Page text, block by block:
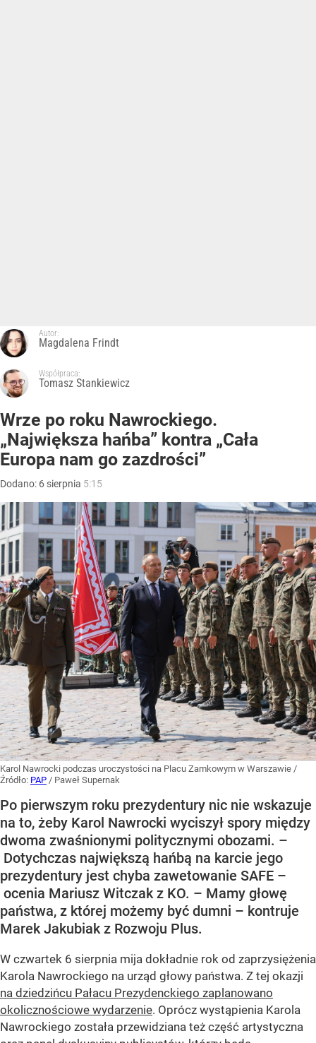
Autor:
Magdalena Frindt
Współpraca:
Tomasz Stankiewicz
Wrze po roku Nawrockiego.
„Największa hańba” kontra „Cała
Europa nam go zazdrości”
Dodano: 6 sierpnia 5:15
Karol Nawrocki podczas uroczystości na Placu Zamkowym w Warszawie /
Źródło: PAP / Paweł Supernak
Po pierwszym roku prezydentury nic nie wskazuje
na to, żeby Karol Nawrocki wyciszył spory między
dwoma zwaśnionymi politycznymi obozami. –
Dotychczas największą hańbą na karcie jego
prezydentury jest chyba zawetowanie SAFE –
ocenia Mariusz Witczak z KO. – Mamy głowę
państwa, z której możemy być dumni – kontruje
Marek Jakubiak z Rozwoju Plus.
W czwartek 6 sierpnia mija dokładnie rok od zaprzysiężenia
Karola Nawrockiego na urząd głowy państwa. Z tej okazji
na dziedzińcu Pałacu Prezydenckiego zaplanowano
okolicznościowe wydarzenie. Oprócz wystąpienia Karola
Nawrockiego została przewidziana też część artystyczna